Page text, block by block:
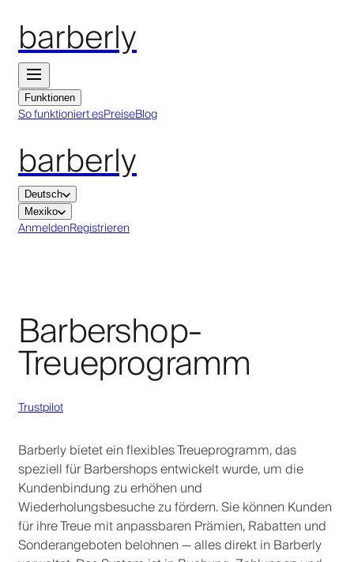
barberly
Funktionen
So funktioniert esPreiseBlog
barberly
Deutsch
Mexiko
AnmeldenRegistrieren
Barbershop-
Treueprogramm
Trustpilot
Barberly bietet ein flexibles Treueprogramm, das
speziell für Barbershops entwickelt wurde, um die
Kundenbindung zu erhöhen und
Wiederholungsbesuche zu fördern. Sie können Kunden
für ihre Treue mit anpassbaren Prämien, Rabatten und
Sonderangeboten belohnen — alles direkt in Barberly